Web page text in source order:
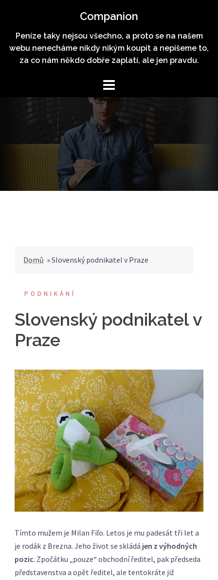
content
Companion
Peníze taky nejsou všechno, a proto se na našem
webu nenecháme nikdy nikým koupit a nepíšeme to,
za co nám někdo dobře zaplatí, ale jen pravdu.
Domů »Slovenský podnikatel v Praze
PODNIKÁNÍ
Slovenský podnikatel v
Praze
Tímto mužem je Milan Fiľo. Letos je mu padesát tři let a
je rodák z Brezna. Jeho život se skládá jen z výhodných
pozic. Zpočátku „pouze“ obchodní ředitel, pak předseda
představenstva a opět ředitel, ale tentokráte již